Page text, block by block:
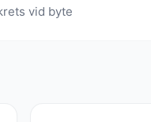
vid byte